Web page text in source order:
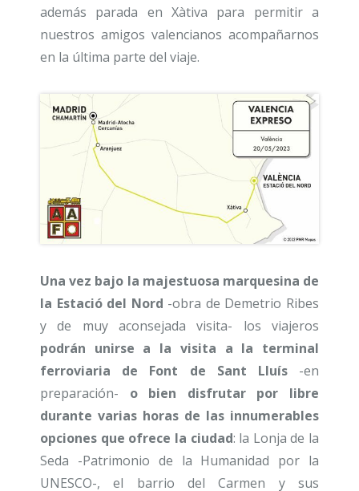
además parada en Xàtiva para permitir a
nuestros amigos valencianos acompañarnos
en la última parte del viaje.
Una vez bajo la majestuosa marquesina de
la Estació del Nord -obra de Demetrio Ribes
y de muy aconsejada visita- los viajeros
podrán unirse a la visita a la terminal
ferroviaria de Font de Sant Lluís-en
preparación- o bien disfrutar por libre
durante varias horas de las innumerables
opciones que ofrece la ciudad: la Lonja de la
Seda -Patrimonio de la Humanidad por la
UNESCO-, el barrio del Carmen y sus